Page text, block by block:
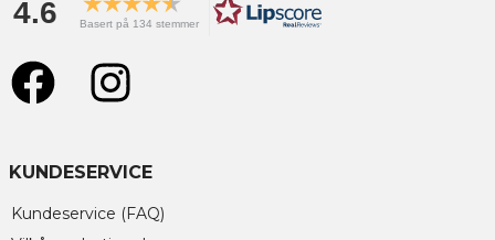
4.6 Basert på 134 stemmer
KUNDESERVICE
Kundeservice (FAQ)